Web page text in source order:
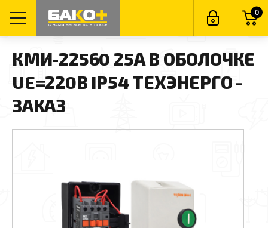
0
КМИ-22560 25А В ОБОЛОЧКЕ
UE=220В IP54 ТЕХЭНЕРГО -
ЗАКАЗ